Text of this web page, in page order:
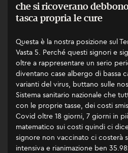
che si ricoverano
tasca propria le cure
Questa è la nostra posizione sul
Vasta 5. Perché questi signori e
oltre a rappresentare un serio
diventano case albergo di bassa
varianti del virus, buttano sulle
Sistema sanitario nazionale che
con le proprie tasse, dei costi
Covid oltre 18 giorni, 7 giorni in
matematico sui costi quindi ci
signore non vaccinato ci costerà
intensiva e rianimazione ben